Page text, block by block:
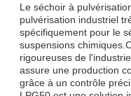
Le séchoir à
pulvérisation industriel
spécifiquement pour le
suspensions
rigoureuses de
assure une production
grâce à un contrôle